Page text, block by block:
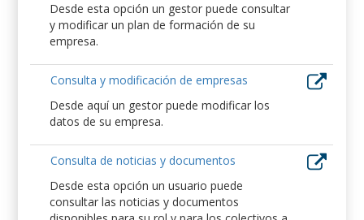
Desde esta opción un gestor puede consultar
y modificar un plan de formación de su
empresa.
Consulta y modificación de empresas
Desde aquí un gestor puede modificar los
datos de su empresa.
Consulta de noticias y documentos
Desde esta opción un usuario puede
consultar las noticias y documentos